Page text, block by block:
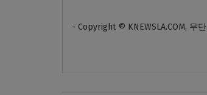
- Copyright © KNEWSLA.COM, 무